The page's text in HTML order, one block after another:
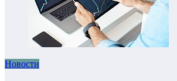
Новости